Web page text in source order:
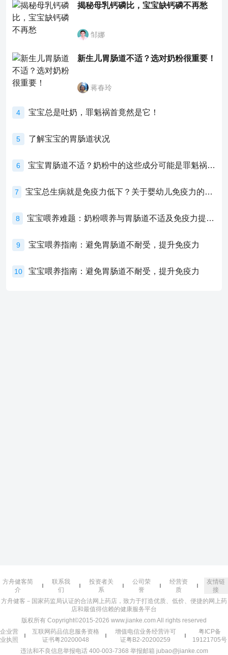
揭秘母乳钙磷比，宝宝缺钙磷不再愁
邹娜
新生儿胃肠道不适？选对奶粉很重要！
蒋春玲
4 宝宝总是吐奶，罪魁祸首竟然是它！
5 了解宝宝的胃肠道状况
6 宝宝胃肠道不适？奶粉中的这些成分可能是罪魁祸首！
7 宝宝总生病就是免疫力低下？关于婴幼儿免疫力的真相，家长必须了解！
8 宝宝喂养难题：奶粉喂养与胃肠道不适及免疫力提升的奥秘
9 宝宝喂养指南：避免胃肠道不耐受，提升免疫力
10 宝宝喂养指南：避免胃肠道不耐受，提升免疫力
方舟健客简
介
联系我
们
投资者关
系
公司荣
誉
经营资
质
友情链
接
方舟健客－国家药监局认证的合法网上药店，致力于打造优质、低价、便捷的网上药
店和最值得信赖的健康服务平台
版权所有 Copyright©2015-2026 www.jianke.com All rights reserved
企业营
业执照
互联网药品信息服务资格
证书粤20200048
增值电信业务经营许可
证粤B2-20200259
粤ICP备
19121705号
违法和不良信息举报电话 400-003-7368 举报邮箱 jubao@jianke.com